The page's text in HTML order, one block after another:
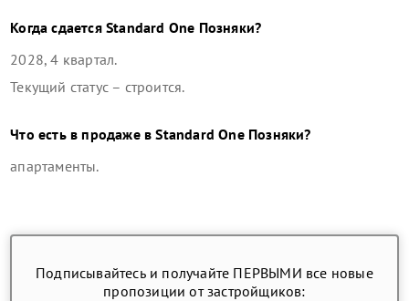
Когда сдаетсяStandard One Позняки?
2028, 4 квартал.
Текущий статус – строится.
Что есть в продаже вStandard One Позняки?
апартаменты.
Подписывайтесь и получайте ПЕРВЫМИ все новые
пропозиции от застройщиков: